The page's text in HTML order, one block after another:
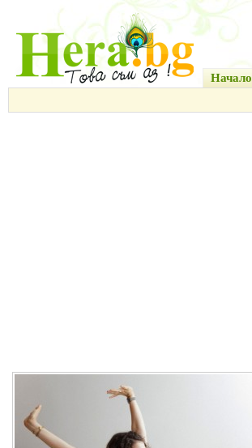
Начало